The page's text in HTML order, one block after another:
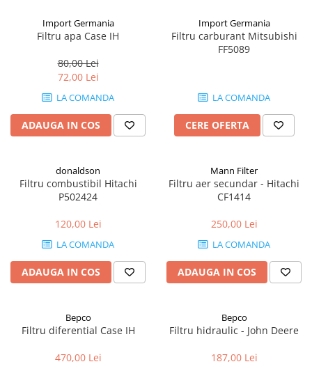
1.4.1. Pompe hidraulice
1.4.2. Joystick
1.4.3. Distribuitoare
1.4.4. Cilindri si accesorii
1.5.1. Combustibili
1.5.3. Garnituri
1.5.4. Piese de schimb pentru
motor si accesorii
1.5.5. Pistoane & camasi piston
1.5.6. Răcire
Import Germania
Filtru apa Case IH
80,00 Lei
72,00 Lei
LA COMANDA
ADAUGA IN COS
Import Germania
Filtru carburant Mitsubishi
FF5089
LA COMANDA
CERE OFERTA
donaldson
Filtru combustibil Hitachi
P502424
120,00 Lei
LA COMANDA
ADAUGA IN COS
Mann Filter
Filtru aer secundar - Hitachi
CF1414
250,00 Lei
LA COMANDA
ADAUGA IN COS
Bepco
Filtru diferential Case IH
470,00 Lei
Bepco
Filtru hidraulic - John Deere
187,00 Lei